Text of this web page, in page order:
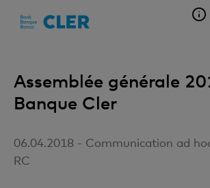
Assemblée générale
Banque Cler
06.04.2018 - Communication ad
RC